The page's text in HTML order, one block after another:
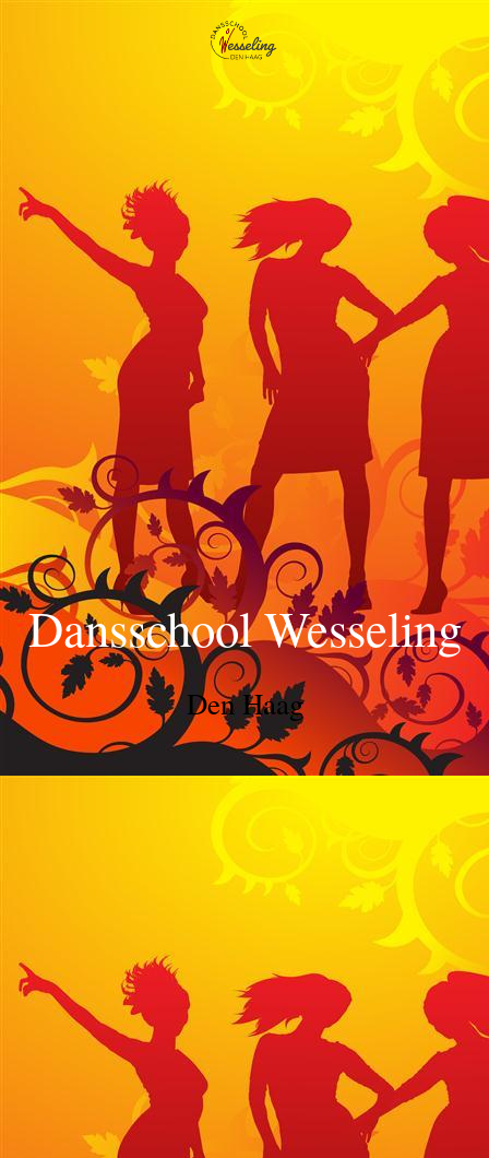
Dansschool Wesseling
Den Haag